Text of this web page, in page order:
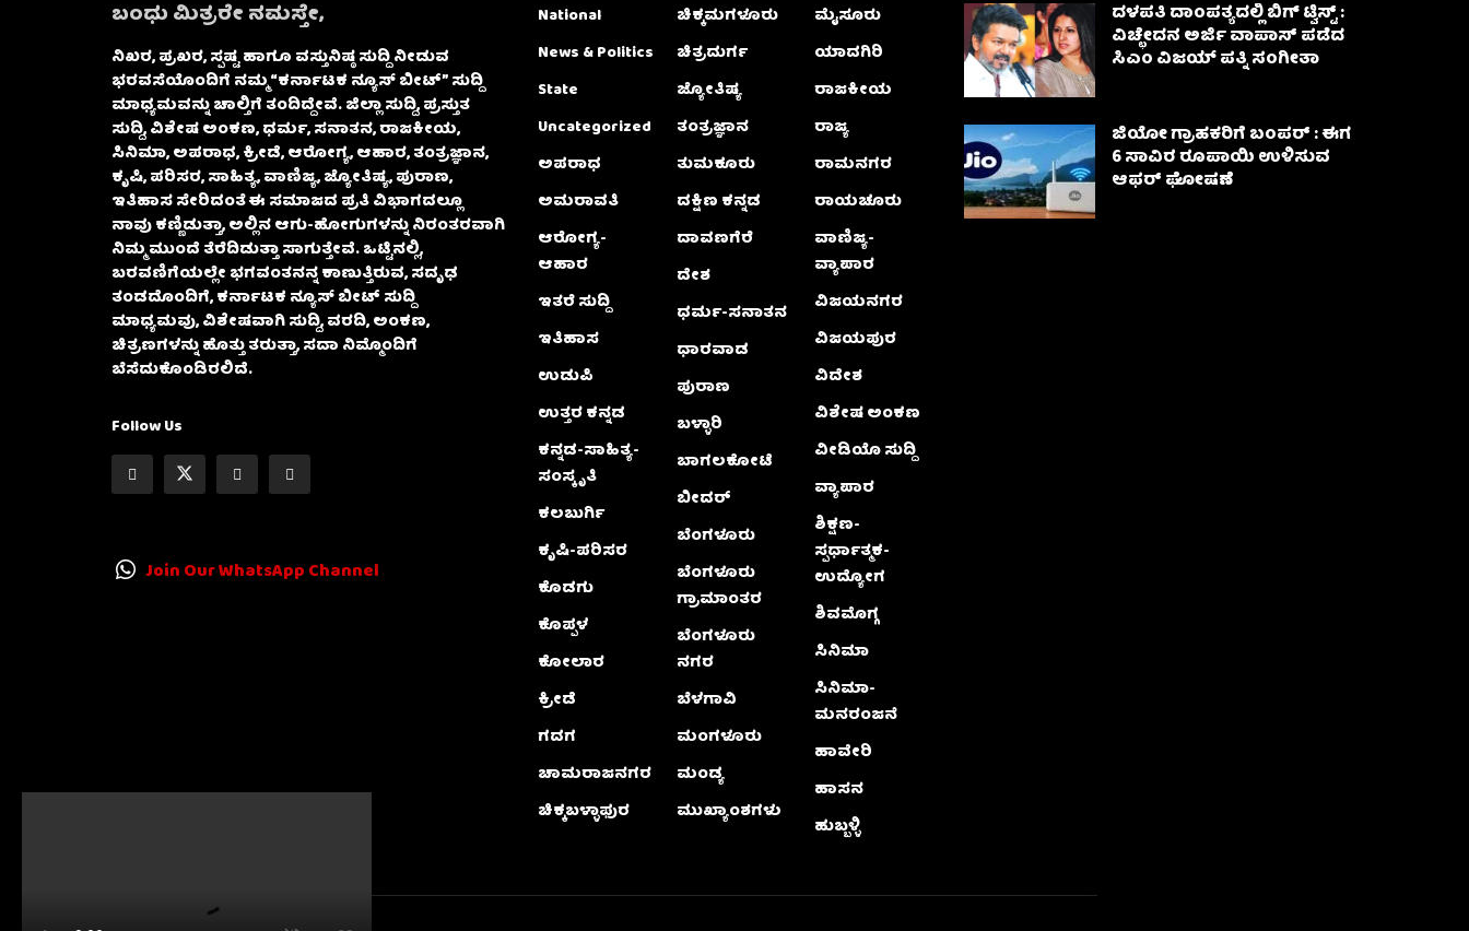
ಬಂಧು ಮಿತ್ರರೇ ನಮಸ್ತೇ,
ನಿಖರ, ಪ್ರಖರ, ಸ್ಪಷ್ಟ ಹಾಗೂ ವಸ್ತುನಿಷ್ಠ ಸುದ್ದಿ ನೀಡುವ
ಭರವಸೆಯೊಂದಿಗೆ ನಮ್ಮ “ಕರ್ನಾಟಕ ನ್ಯೂಸ್ ಬೀಟ್” ಸುದ್ದಿ
ಮಾಧ್ಯಮವನ್ನು ಚಾಲ್ತಿಗೆ ತಂದಿದ್ದೇವೆ. ಜಿಲ್ಲಾ ಸುದ್ದಿ, ಪ್ರಸ್ತುತ
ಸುದ್ದಿ, ವಿಶೇಷ ಅಂಕಣ, ಧರ್ಮ, ಸನಾತನ, ರಾಜಕೀಯ,
ಸಿನಿಮಾ, ಅಪರಾಧ, ಕ್ರೀಡೆ, ಆರೋಗ್ಯ, ಆಹಾರ, ತಂತ್ರಜ್ಞಾನ,
ಕೃಷಿ, ಪರಿಸರ, ಸಾಹಿತ್ಯ, ವಾಣಿಜ್ಯ, ಜ್ಯೋತಿಷ್ಯ, ಪುರಾಣ,
ಇತಿಹಾಸ ಸೇರಿದಂತೆ ಈ ಸಮಾಜದ ಪ್ರತಿ ವಿಭಾಗದಲ್ಲೂ
ನಾವು ಕಣ್ಣಿಡುತ್ತಾ, ಅಲ್ಲಿನ ಆಗು-ಹೋಗುಗಳನ್ನು ನಿರಂತರವಾಗಿ
ನಿಮ್ಮ ಮುಂದೆ ತೆರೆದಿಡುತ್ತಾ ಸಾಗುತ್ತೇವೆ. ಒಟ್ಟಿನಲ್ಲಿ,
ಬರವಣಿಗೆಯಲ್ಲೇ ಭಗವಂತನನ್ನ ಕಾಣುತ್ತಿರುವ, ಸದೃಢ
ತಂಡದೊಂದಿಗೆ, ಕರ್ನಾಟಕ ನ್ಯೂಸ್ ಬೀಟ್ ಸುದ್ದಿ
ಮಾಧ್ಯಮವು, ವಿಶೇಷವಾಗಿ ಸುದ್ದಿ, ವರದಿ, ಅಂಕಣ,
ಚಿತ್ರಣಗಳನ್ನು ಹೊತ್ತು ತರುತ್ತಾ, ಸದಾ ನಿಮ್ಮೊಂದಿಗೆ
ಬೆಸೆದುಕೊಂಡಿರಲಿದೆ.
Follow Us
Join Our WhatsApp Channel
National
News & Politics
State
Uncategorized
ಅಪರಾಧ
ಅಮರಾವತಿ
ಆರೋಗ್ಯ-
ಆಹಾರ
ಇತರೆ ಸುದ್ದಿ
ಇತಿಹಾಸ
ಉಡುಪಿ
ಉತ್ತರ ಕನ್ನಡ
ಕನ್ನಡ-ಸಾಹಿತ್ಯ-
ಸಂಸ್ಕೃತಿ
ಕಲಬುರ್ಗಿ
ಕೃಷಿ-ಪರಿಸರ
ಕೊಡಗು
ಕೊಪ್ಪಳ
ಕೋಲಾರ
ಕ್ರೀಡೆ
ಗದಗ
ಚಾಮರಾಜನಗರ
ಚಿಕ್ಕಬಳ್ಳಾಫುರ
ಚಿಕ್ಕಮಗಳೂರು
ಚಿತ್ರದುರ್ಗ
ಜ್ಯೋತಿಷ್ಯ
ತಂತ್ರಜ್ಞಾನ
ತುಮಕೂರು
ದಕ್ಷಿಣ ಕನ್ನಡ
ದಾವಣಗೆರೆ
ದೇಶ
ಧರ್ಮ-ಸನಾತನ
ಧಾರವಾಡ
ಪುರಾಣ
ಬಳ್ಳಾರಿ
ಬಾಗಲಕೋಟೆ
ಬೀದರ್
ಬೆಂಗಳೂರು
ಬೆಂಗಳೂರು
ಗ್ರಾಮಾಂತರ
ಬೆಂಗಳೂರು
ನಗರ
ಬೆಳಗಾವಿ
ಮಂಗಳೂರು
ಮಂಡ್ಯ
ಮುಖ್ಯಾಂಶಗಳು
ಮೈಸೂರು
ಯಾದಗಿರಿ
ರಾಜಕೀಯ
ರಾಜ್ಯ
ರಾಮನಗರ
ರಾಯಚೂರು
ವಾಣಿಜ್ಯ-
ವ್ಯಾಪಾರ
ವಿಜಯನಗರ
ವಿಜಯಪುರ
ವಿದೇಶ
ವಿಶೇಷ ಅಂಕಣ
ವೀಡಿಯೊ ಸುದ್ದಿ
ವ್ಯಾಪಾರ
ಶಿಕ್ಷಣ-
ಸ್ಪರ್ಧಾತ್ಮಕ-
ಉದ್ಯೋಗ
ಶಿವಮೊಗ್ಗ
ಸಿನಿಮಾ
ಸಿನಿಮಾ-
ಮನರಂಜನೆ
ಹಾವೇರಿ
ಹಾಸನ
ಹುಬ್ಬಳ್ಳಿ
ದಳಪತಿ ದಾಂಪತ್ಯದಲ್ಲಿ ಬಿಗ್ ಟ್ವಿಸ್ಟ್ :
ವಿಚ್ಛೇದನ ಅರ್ಜಿ ವಾಪಾಸ್‌ ಪಡೆದ
ಸಿಎಂ ವಿಜಯ್ ಪತ್ನಿ ಸಂಗೀತಾ‌
ಜಿಯೋ ಗ್ರಾಹಕರಿಗೆ ಬಂಪರ್ : ಈಗ
6 ಸಾವಿರ ರೂಪಾಯಿ ಉಳಿಸುವ
ಆಫರ್ ಘೋಷಣೆ